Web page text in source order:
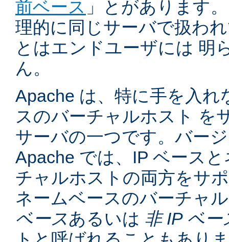
前ベース 」とがあります
理的に同じサーバで扱わ
とはエンドユーザには 明
ん。
Apache は、特に手を入れ
スのバーチャルホスト を
サーバの一つです。バー
Apache では、IP ベース
チャルホストの両方をサ
ネームベースのバーチャ
ベースあるいは 非 IP ベー